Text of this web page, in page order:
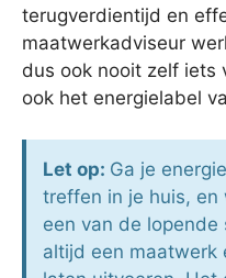
terugverdientijd en
maatwerkadviseur
dus ook nooit zelf iets
ook het energielabel
Let op: Ga je
treffen in je huis, en
een van de
altijd een maatwerk